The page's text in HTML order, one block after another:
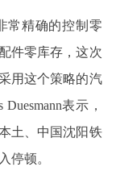
常精确的控制零
件零库存，这次
用这个策略的汽
表示，
土、中国沈阳铁
停顿。